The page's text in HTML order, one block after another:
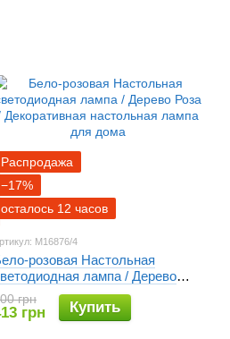
Распродажа
−17%
осталось 12 часов
M16876/4
розовая Настольная
лампа / Дерево
/ Декоративная настольная
для дома
грн
грн Купить